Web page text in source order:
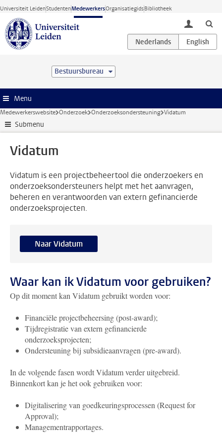
Ga direct naar de inhoud
Universiteit LeidenStudentenMedewerkersOrganisatiegidsBibliotheek
toggle
Bestuursbureau
Menu
Medewerkerswebsite Onderzoek Onderzoeksondersteuning Vidatum
Submenu
Vidatum
Vidatum is een projectbeheertool die onderzoekers en
onderzoeksondersteuners helpt met het aanvragen,
beheren en verantwoorden van extern gefinancierde
onderzoeksprojecten.
Naar Vidatum
Waar kan ik Vidatum voor gebruiken?
Op dit moment kan Vidatum gebruikt worden voor:
Financiële projectbeheersing (post-award);
Tijdregistratie van extern gefinancierde
onderzoeksprojecten;
Ondersteuning bij subsidieaanvragen (pre-award).
In de volgende fasen wordt Vidatum verder uitgebreid.
Binnenkort kan je het ook gebruiken voor:
Digitalisering van goedkeuringsprocessen (Request for
Approval);
Managementrapportages.